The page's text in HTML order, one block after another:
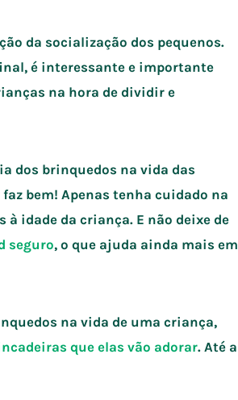
da socialização dos pequenos.
é interessante e importante
na hora de dividir e
dos brinquedos na vida das
bem! Apenas tenha cuidado na
idade da criança. E não deixe de
seguro, o que ajuda ainda mais em
na vida de uma criança,
que elas vão adorar. Até a